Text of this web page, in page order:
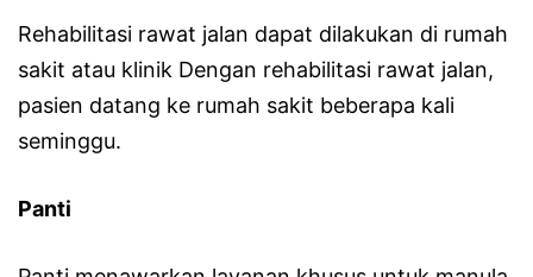
Rehabilitasi rawat jalan dapat dilakukan di rumah
sakit atau klinik Dengan rehabilitasi rawat jalan,
pasien datang ke rumah sakit beberapa kali
seminggu.
Panti